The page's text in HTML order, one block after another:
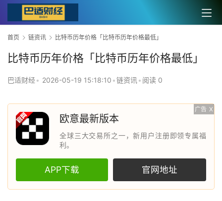
首页 链资讯 比特币历年价格「比特币历年价格最低」
比特币历年价格「比特币历年价格最低」
巴适财经• 2026-05-19 15:18:10 •链资讯 • 阅读 0
广告 X
欧意最新版本
全球三大交易所之一，新用户注册即领专属福
利。
APP下载 官网地址